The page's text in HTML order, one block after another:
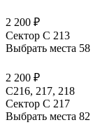
2 200 ₽
Сектор C 213
Выбрать места 58
2 200 ₽
С216, 217, 218
Сектор C 217
Выбрать места 82